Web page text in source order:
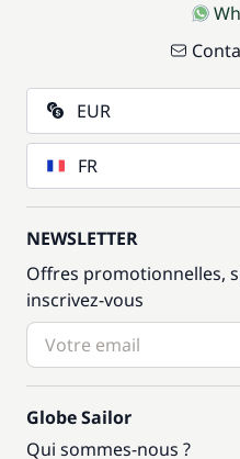
EUR
FR
NEWSLETTER
Offres promotionnelles,
inscrivez-vous
Globe Sailor
Qui sommes-nous ?